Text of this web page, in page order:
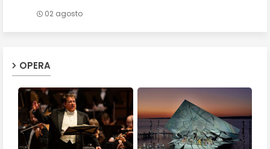
02 agosto
OPERA